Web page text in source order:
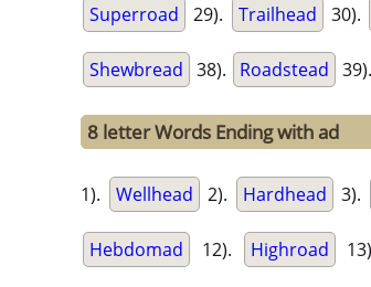
Superroad 29). Trailhead 30).
Shewbread 38). Roadstead 39).
8 letter Words Ending with ad
1). Wellhead 2). Hardhead 3).
Hebdomad 12). Highroad